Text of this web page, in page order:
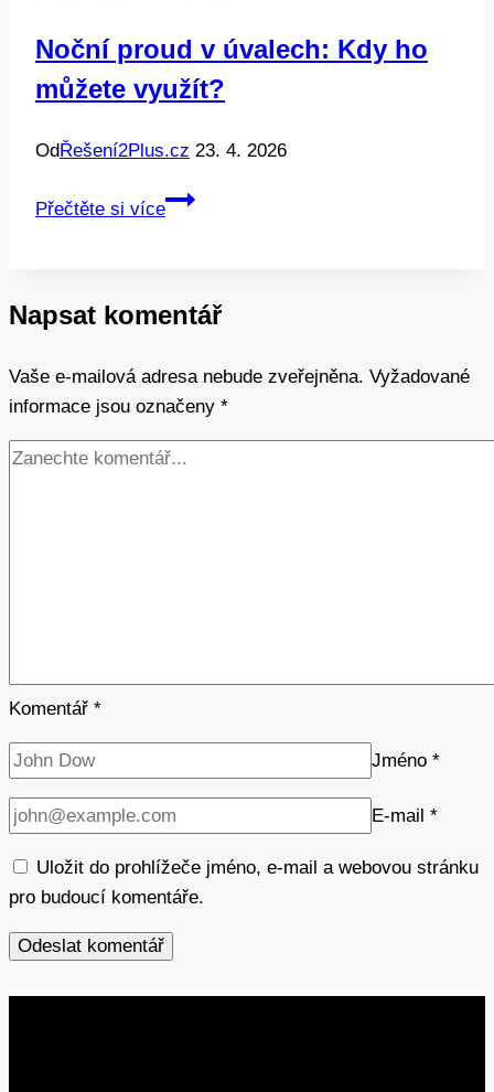
Noční proud v úvalech: Kdy ho
můžete využít?
OdŘešení2Plus.cz 23. 4. 2026
Přečtěte si více
Noční
Kdy
můžete
využít?
Napsat komentář
Vaše e-mailová adresa nebude zveřejněna. Vyžadované
informace jsou označeny *
Komentář *
Jméno *
E-mail *
Uložit do prohlížeče jméno, e-mail a webovou stránku
pro budoucí komentáře.